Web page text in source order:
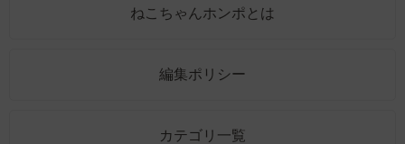
ねこちゃんホンポとは
編集ポリシー
カテゴリ一覧